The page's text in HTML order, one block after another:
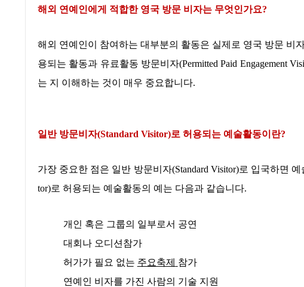
해외 연예인에게 적합한 영국 방문 비자는 무엇인가요?
해외 연예인이 참여하는 대부분의 활동은 실제로 영국 방문 비
용되는 활동과 유료활동 방문비자(Permitted Paid Engagement
는 지 이해하는 것이 매우 중요합니다.
일반 방문비자(Standard Visitor)로 허용되는 예술활동이란?
가장 중요한 점은 일반 방문비자(Standard Visitor)로 입국하면
tor)로 허용되는 예술활동의 예는 다음과 같습니다.
개인 혹은 그룹의 일부로서 공연
대회나 오디션참가
허가가 필요 없는 주요축제 참가
연예인 비자를 가진 사람의 기술 지원